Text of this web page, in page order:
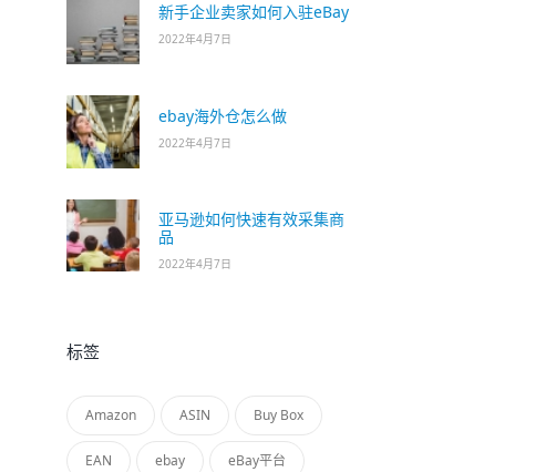
新手企业卖家如何入驻eBay
2022年4月7日
ebay海外仓怎么做
2022年4月7日
亚马逊如何快速有效采集商
品
2022年4月7日
标签
Amazon ASIN Buy Box
EAN ebay eBay平台